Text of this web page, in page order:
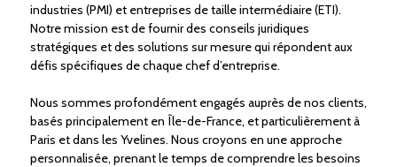
industries (PMI) et entreprises de taille intermédiaire (ETI).
Notre mission est de fournir des conseils juridiques
stratégiques et des solutions sur mesure qui répondent aux
défis spécifiques de chaque chef d’entreprise.
Nous sommes profondément engagés auprès de nos clients,
basés principalement en Île-de-France, et particulièrement à
Paris et dans les Yvelines. Nous croyons en une approche
personnalisée, prenant le temps de comprendre les besoins